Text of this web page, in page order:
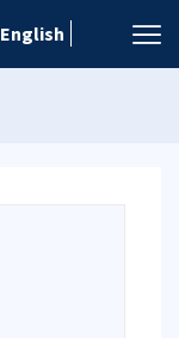
English